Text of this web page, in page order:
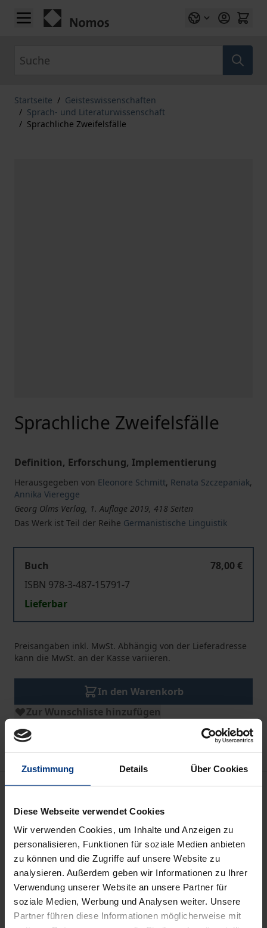
Zustimmung Details Über Cookies
Diese Webseite verwendet Cookies
Wir verwenden Cookies, um Inhalte und Anzeigen zu
personalisieren, Funktionen für soziale Medien anbieten
zu können und die Zugriffe auf unsere Website zu
analysieren. Außerdem geben wir Informationen zu Ihrer
Verwendung unserer Website an unsere Partner für
soziale Medien, Werbung und Analysen weiter. Unsere
Partner führen diese Informationen möglicherweise mit
Zum Inhalt springen
Startseite / Geisteswissenschaften
/ Sprach- und Literaturwissenschaft
/ Sprachliche Zweifelsfälle
Sprachliche Zweifelsfälle
Definition, Erforschung, Implementierung
Herausgegeben von Eleonore Schmitt, Renata Szczepaniak,
Annika Vieregge
Georg Olms Verlag, 1. Auflage 2019, 418 Seiten
Das Werk ist Teil der Reihe Germanistische Linguistik
Buch
78,00 €
ISBN 978-3-487-15791-7
Lieferbar
Preisangaben inkl. MwSt. Abhängig von der Lieferadresse
kann die MwSt. an der Kasse variieren.
In den Warenkorb
Zur Wunschliste hinzufügen
Hinweise zu Versandkosten
Beschreibung
Sprachliche Zweifelsfälle begegnen uns auf allen
Sprachebenen und laden zur Sprachreflexion ein.
Aus diesem Grund bieten sie die Möglichkeit des
Austausches zwischen Sprachwissenschaft,
Sprachdidaktik und Laienlinguistik. Dieser
Sammelband widmet sich daher gleichermaßen der
linguistischen und sprachdidaktischen Perspektive